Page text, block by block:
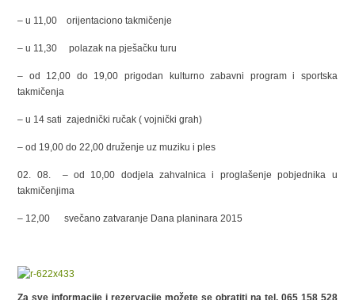
– u 11,00 orijentaciono takmičenje
– u 11,30 polazak na pješačku turu
– od 12,00 do 19,00 prigodan kulturno zabavni program i sportska
takmičenja
– u 14 sati zajednički ručak ( vojnički grah)
– od 19,00 do 22,00 druženje uz muziku i ples
02. 08. – od 10,00 dodjela zahvalnica i proglašenje pobjednika u
takmičenjima
– 12,00 svečano zatvaranje Dana planinara 2015